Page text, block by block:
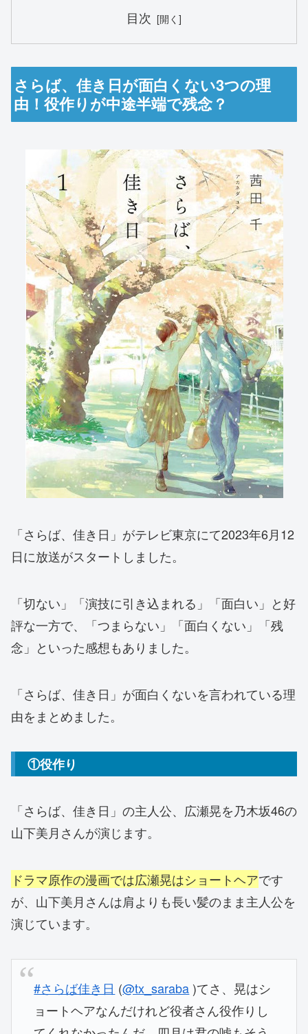
目次
さらば、佳き日が面白くない3つの理
由！役作りが中途半端で残念？
「さらば、佳き日」がテレビ東京にて2023年6月12
日に放送がスタートしました。
「切ない」「演技に引き込まれる」「面白い」と好
評な一方で、「つまらない」「面白くない」「残
念」といった感想もありました。
「さらば、佳き日」が面白くないを言われている理
由をまとめました。
①役作り
「さらば、佳き日」の主人公、広瀬晃を乃木坂46の
山下美月さんが演じます。
ドラマ原作の漫画では広瀬晃はショートヘアです
が、山下美月さんは肩よりも長い髪のまま主人公を
演じています。
#さらば佳き日 (@tx_saraba )てさ、晃はシ
ョートヘアなんだけれど役者さん役作りし